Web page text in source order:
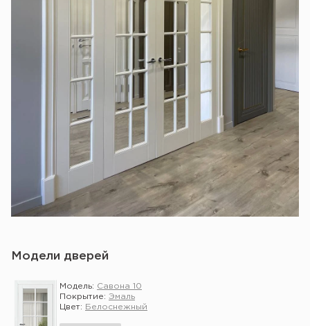
Модели дверей
Модель: Савона 10
Покрытие: Эмаль
Цвет:
Белоснежный